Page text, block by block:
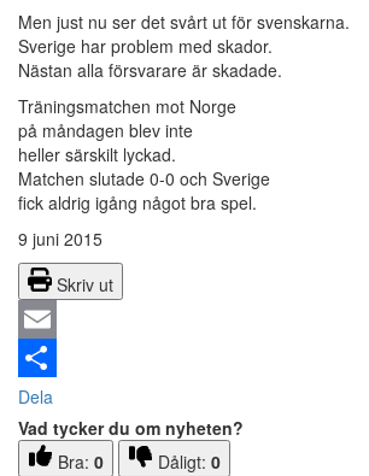
Men just nu ser det svårt ut för svenskarna.
Sverige har problem med skador.
Nästan alla försvarare är skadade.
Träningsmatchen mot Norge
på måndagen blev inte
heller särskilt lyckad.
Matchen slutade 0-0 och Sverige
fick aldrig igång något bra spel.
9 juni 2015
Skriv ut
Email
Dela
Vad tycker du om nyheten?
Bra: 0 Dåligt: 0